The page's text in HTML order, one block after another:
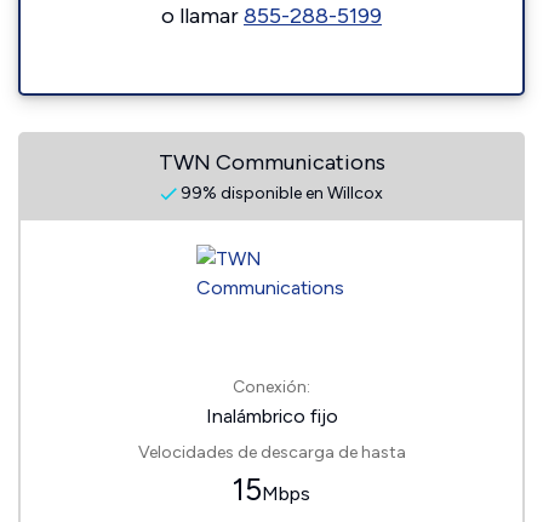
o llamar855-288-5199
TWN Communications
99% disponible en Willcox
Conexión:
Inalámbrico fijo
Velocidades de descarga de hasta
15Mbps